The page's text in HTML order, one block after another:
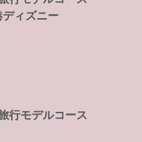
ィズニー
行モデルコース